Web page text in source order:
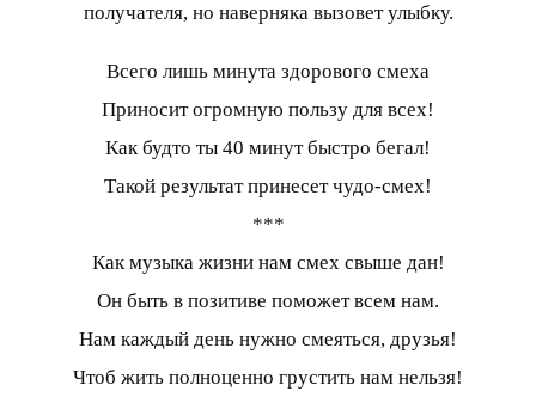
получателя, но наверняка вызовет улыбку.
Всего лишь минута здорового смеха
Приносит огромную пользу для всех!
Как будто ты 40 минут быстро бегал!
Такой результат принесет чудо-смех!
***
Как музыка жизни нам смех свыше дан!
Он быть в позитиве поможет всем нам.
Нам каждый день нужно смеяться, друзья!
Чтоб жить полноценно грустить нам нельзя!